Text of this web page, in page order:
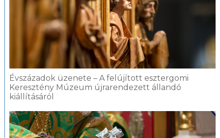
Évszázadok üzenete – A felújított esztergomi
Keresztény Múzeum újrarendezett állandó
kiállításáról